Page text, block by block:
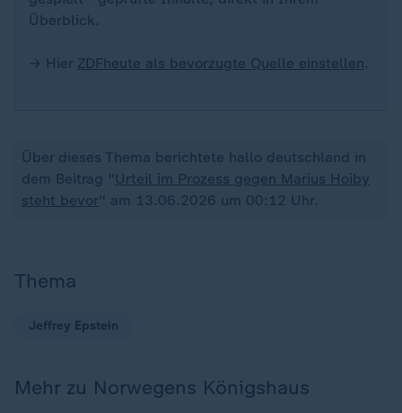
Überblick.
→ Hier ZDFheute als bevorzugte Quelle einstellen.
Über dieses Thema berichtete hallo deutschland in
dem Beitrag " Urteil im Prozess gegen Marius Hoiby
steht bevor" am 13.06.2026 um 00:12 Uhr.
Thema
Jeffrey Epstein
Mehr zu Norwegens Königshaus